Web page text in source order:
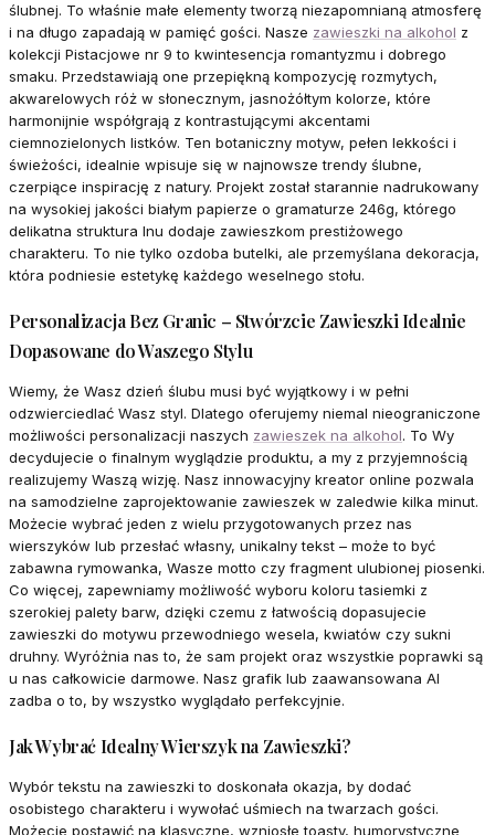
ślubnej. To właśnie małe elementy tworzą niezapomnianą atmosferę
i na długo zapadają w pamięć gości. Nasze zawieszki na alkohol z
kolekcji Pistacjowe nr 9 to kwintesencja romantyzmu i dobrego
smaku. Przedstawiają one przepiękną kompozycję rozmytych,
akwarelowych róż w słonecznym, jasnożółtym kolorze, które
harmonijnie współgrają z kontrastującymi akcentami
ciemnozielonych listków. Ten botaniczny motyw, pełen lekkości i
świeżości, idealnie wpisuje się w najnowsze trendy ślubne,
czerpiące inspirację z natury. Projekt został starannie nadrukowany
na wysokiej jakości białym papierze o gramaturze 246g, którego
delikatna struktura lnu dodaje zawieszkom prestiżowego
charakteru. To nie tylko ozdoba butelki, ale przemyślana dekoracja,
która podniesie estetykę każdego weselnego stołu.
Personalizacja Bez Granic – Stwórzcie Zawieszki Idealnie
Dopasowane do Waszego Stylu
Wiemy, że Wasz dzień ślubu musi być wyjątkowy i w pełni
odzwierciedlać Wasz styl. Dlatego oferujemy niemal nieograniczone
możliwości personalizacji naszych zawieszek na alkohol. To Wy
decydujecie o finalnym wyglądzie produktu, a my z przyjemnością
realizujemy Waszą wizję. Nasz innowacyjny kreator online pozwala
na samodzielne zaprojektowanie zawieszek w zaledwie kilka minut.
Możecie wybrać jeden z wielu przygotowanych przez nas
wierszyków lub przesłać własny, unikalny tekst – może to być
zabawna rymowanka, Wasze motto czy fragment ulubionej piosenki.
Co więcej, zapewniamy możliwość wyboru koloru tasiemki z
szerokiej palety barw, dzięki czemu z łatwością dopasujecie
zawieszki do motywu przewodniego wesela, kwiatów czy sukni
druhny. Wyróżnia nas to, że sam projekt oraz wszystkie poprawki są
u nas całkowicie darmowe. Nasz grafik lub zaawansowana AI
zadba o to, by wszystko wyglądało perfekcyjnie.
Jak Wybrać Idealny Wierszyk na Zawieszki?
Wybór tekstu na zawieszki to doskonała okazja, by dodać
osobistego charakteru i wywołać uśmiech na twarzach gości.
Możecie postawić na klasyczne, wzniosłe toasty, humorystyczne